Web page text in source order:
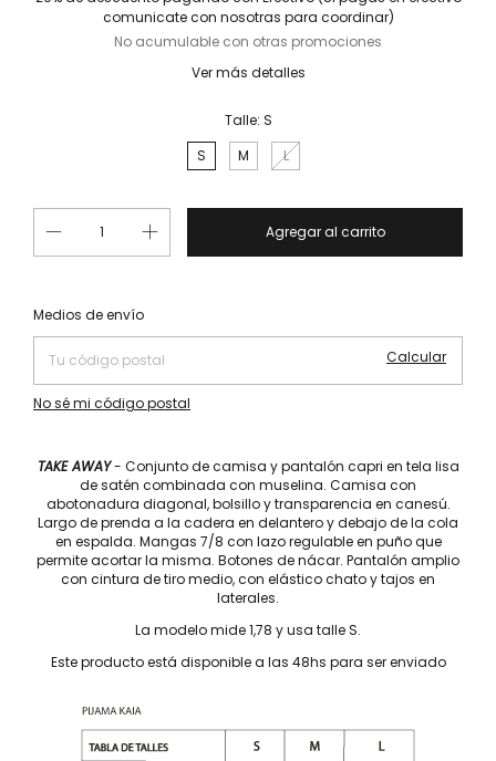
comunicate con nosotras para coordinar)
No acumulable con otras promociones
Ver más detalles
Talle: S
S
M L
Entregas para el CP:
Medios de envío
Calcular
No sé mi código postal
TAKE AWAY- Conjunto de camisa y pantalón capri en tela lisa
de satén combinada con muselina. Camisa con
abotonadura diagonal, bolsillo y transparencia en canesú.
Largo de prenda a la cadera en delantero y debajo de la cola
en espalda. Mangas 7/8 con lazo regulable en puño que
permite acortar la misma. Botones de nácar. Pantalón amplio
con cintura de tiro medio, con elástico chato y tajos en
laterales.
La modelo mide 1,78 y usa talle S.
Este producto está disponible a las 48hs para ser enviado